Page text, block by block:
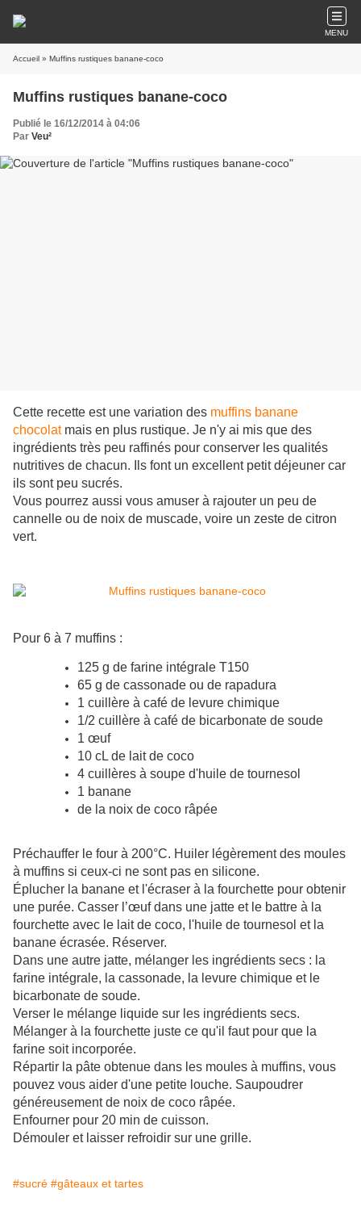
MENU
Accueil » Muffins rustiques banane-coco
Muffins rustiques banane-coco
Publié le 16/12/2014 à 04:06
Par Veu²
Cette recette est une variation des muffins banane
chocolatmais en plus rustique. Je n'y ai mis que des
ingrédients très peu raffinés pour conserver les qualités
nutritives de chacun. Ils font un excellent petit déjeuner car
ils sont peu sucrés.
Vous pourrez aussi vous amuser à rajouter un peu de
cannelle ou de noix de muscade, voire un zeste de citron
vert.
Pour 6 à 7 muffins :
125 g de farine intégrale T150
65 g de cassonade ou de rapadura
1 cuillère à café de levure chimique
1/2 cuillère à café de bicarbonate de soude
1 œuf
10 cL de lait de coco
4 cuillères à soupe d'huile de tournesol
1 banane
de la noix de coco râpée
Préchauffer le four à 200°C. Huiler légèrement des moules
à muffins si ceux-ci ne sont pas en silicone.
Éplucher la banane et l'écraser à la fourchette pour obtenir
une purée. Casser l’œuf dans une jatte et le battre à la
fourchette avec le lait de coco, l'huile de tournesol et la
banane écrasée. Réserver.
Dans une autre jatte, mélanger les ingrédients secs : la
farine intégrale, la cassonade, la levure chimique et le
bicarbonate de soude.
Verser le mélange liquide sur les ingrédients secs.
Mélanger à la fourchette juste ce qu'il faut pour que la
farine soit incorporée.
Répartir la pâte obtenue dans les moules à muffins, vous
pouvez vous aider d'une petite louche. Saupoudrer
généreusement de noix de coco râpée.
Enfourner pour 20 min de cuisson.
Démouler et laisser refroidir sur une grille.
#sucré #gâteaux et tartes